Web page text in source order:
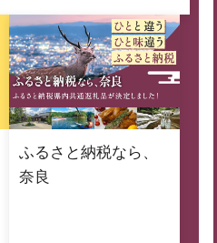
ふるさと納税なら、
奈良